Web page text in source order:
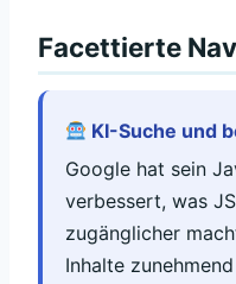
Facettierte
KI-Suche und
Google hat sein
verbessert, was
zugänglicher
Inhalte